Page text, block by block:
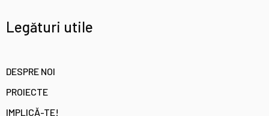
Legături utile
DESPRE NOI
PROIECTE
IMPLICĂ-TE!